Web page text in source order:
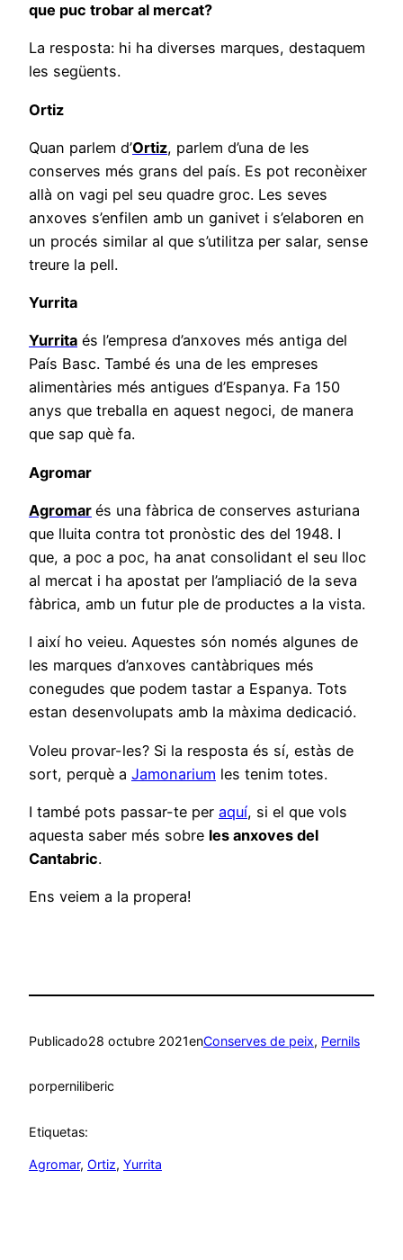
que puc trobar al mercat?
La resposta: hi ha diverses marques, destaquem
les següents.
Ortiz
Quan parlem d’Ortiz, parlem d’una de les
conserves més grans del país. Es pot reconèixer
allà on vagi pel seu quadre groc. Les seves
anxoves s’enfilen amb un ganivet i s’elaboren en
un procés similar al que s’utilitza per salar, sense
treure la pell.
Yurrita
Yurrita és l’empresa d’anxoves més antiga del
País Basc. També és una de les empreses
alimentàries més antigues d’Espanya. Fa 150
anys que treballa en aquest negoci, de manera
que sap què fa.
Agromar
Agromar és una fàbrica de conserves asturiana
que lluita contra tot pronòstic des del 1948. I
que, a poc a poc, ha anat consolidant el seu lloc
al mercat i ha apostat per l’ampliació de la seva
fàbrica, amb un futur ple de productes a la vista.
I així ho veieu. Aquestes són només algunes de
les marques d’anxoves cantàbriques més
conegudes que podem tastar a Espanya. Tots
estan desenvolupats amb la màxima dedicació.
Voleu provar-les? Si la resposta és sí, estàs de
sort, perquè a Jamonarium les tenim totes.
I també pots passar-te per aquí, si el que vols
aquesta saber més sobre les anxoves del
Cantabric.
Ens veiem a la propera!
Publicado28 octubre 2021enConserves de peix, Pernils
porperniliberic
Etiquetas:
Agromar, Ortiz, Yurrita